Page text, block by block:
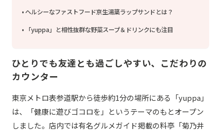
ヘルシーなファストフード京生湯葉ラップサンドとは？
「yuppa」と相性抜群な野菜スープ＆ドリンクにも注目
ひとりでも友達とも過ごしやすい、こだわりの
カウンター
東京メトロ表参道駅から徒歩約1分の場所にある「yuppa」
は、「健康に遊びゴコロを」というテーマのもとオープン
しました。店内では有名グルメガイド掲載の料亭「菊乃井